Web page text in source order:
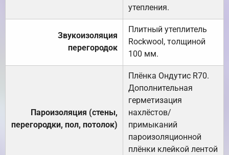
утепления.
Звукоизоляция
перегородок
Плитный утеплитель
Rockwool, толщиной
100 мм.
Пароизоляция (стены,
перегородки, пол, потолок)
Плёнка Ондутис R70.
Дополнительная
герметизация
нахлёстов/
примыканий
пароизоляционной
плёнки клейкой лентой